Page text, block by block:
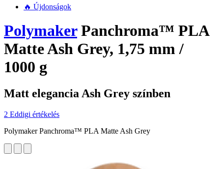
🔥 Újdonságok
PolymakerPanchroma™ PLA
Matte Ash Grey, 1,75 mm /
1000 g
Matt elegancia Ash Grey színben
2 Eddigi értékelés
Polymaker Panchroma™ PLA Matte Ash Grey